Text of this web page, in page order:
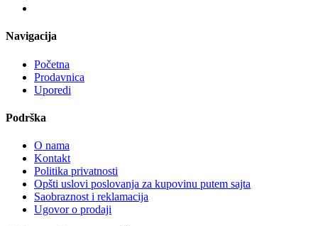
Navigacija
Početna
Prodavnica
Uporedi
Podrška
O nama
Kontakt
Politika privatnosti
Opšti uslovi poslovanja za kupovinu putem sajta
Saobraznost i reklamacija
Ugovor o prodaji